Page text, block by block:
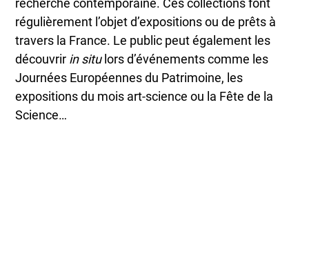
recherche contemporaine. Ces collections font
régulièrement l’objet d’expositions ou de prêts à
travers la France. Le public peut également les
découvrir in situlors d’événements comme les
Journées Européennes du Patrimoine, les
expositions du mois art-science ou la Fête de la
Science…